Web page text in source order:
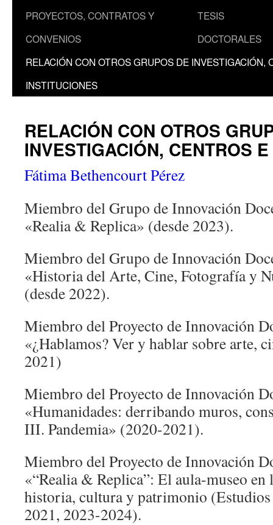
PROYECTOS, CONTRATOS Y
CONVENIOS
TESIS
DOCTORALES
RELACIÓN CON OTROS GRUPOS DE INVESTIGACIÓN,
INSTITUCIONES
RELACIÓN CON OTROS
INVESTIGACIÓN, CENTROS
Fátima Bethencourt Pérez
Miembro del Grupo de Innovación
«Realia & Replica» (desde 2023).
Miembro del Grupo de Innovación
«Historia del Arte, Cine, Fotografía y
(desde 2022).
Miembro del Proyecto de Innovación
«¿Hablamos? Ver y hablar sobre arte,
2021)
Miembro del Proyecto de Innovación
«Humanidades: derribando muros,
III. Pandemia» (2020-2021).
Miembro del Proyecto de Innovación
«“Realia & Replica”: El aula-museo en
historia, cultura y patrimonio
2021, 2023-2024).